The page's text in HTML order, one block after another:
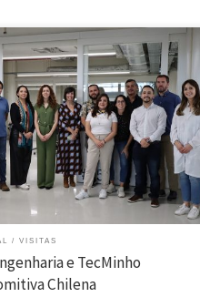
abril, a Escola de Engenharia da Universidade
colaboração com a TecMinho, receberam uma
por investigadores especialistas nas
Tecnologias de Informação e Comunicação
profissionais de transferência de tecnologia
[…]
VISITAS
e TecMinho
Chilena